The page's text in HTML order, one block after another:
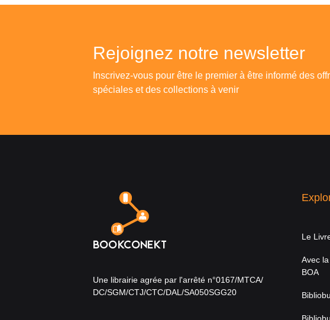
Rejoignez notre newsletter
Inscrivez-vous pour être le premier à être informé des
spéciales et des collections à venir
Une librairie agrée par l'arrêté n°0167/MTCA/
DC/SGM/CTJ/CTC/DAL/SA050SGG20
Le
Avec
BOA